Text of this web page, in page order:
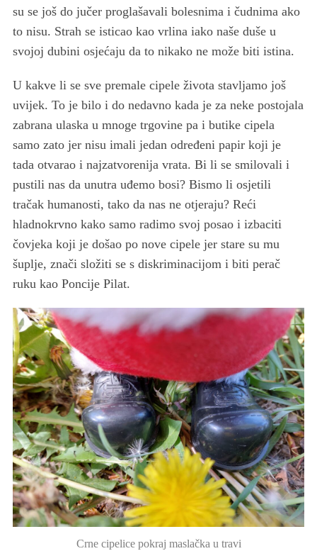
su se još do jučer proglašavali bolesnima i čudnima ako
to nisu. Strah se isticao kao vrlina iako naše duše u
svojoj dubini osjećaju da to nikako ne može biti istina.
U kakve li se sve premale cipele života stavljamo još
uvijek. To je bilo i do nedavno kada je za neke postojala
zabrana ulaska u mnoge trgovine pa i butike cipela
samo zato jer nisu imali jedan određeni papir koji je
tada otvarao i najzatvorenija vrata. Bi li se smilovali i
pustili nas da unutra uđemo bosi? Bismo li osjetili
tračak humanosti, tako da nas ne otjeraju? Reći
hladnokrvno kako samo radimo svoj posao i izbaciti
čovjeka koji je došao po nove cipele jer stare su mu
šuplje, znači složiti se s diskriminacijom i biti perač
ruku kao Poncije Pilat.
Crne cipelice pokraj maslačka u travi